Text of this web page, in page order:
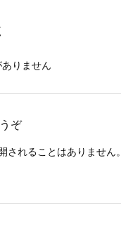
りません
ぞ
されることはありません。